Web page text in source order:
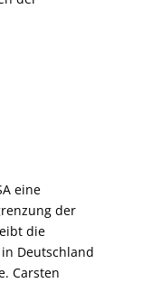
eine
der
die
Deutschland
Carsten